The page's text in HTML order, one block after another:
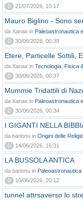
0
21/07/2026, 10:17
Mauro Biglino - Sono
da Xanax in Paleoastronautica
0
30/06/2026, 00:39
Etere, Particelle Sottili,
da Xanax in Tecnologia, Fisica
0
30/06/2026, 00:37
Mummie Tridattili di
da Xanax in Paleoastronautica
0
30/06/2026, 00:34
I GIGANTI NELLA
da barionu in Origini delle
0
14/06/2026, 16:31
LA BUSSOLA ANTICA
da barionu in Paleoastronautica
0
10/06/2026, 20:12
tunnel attrsaverso lo